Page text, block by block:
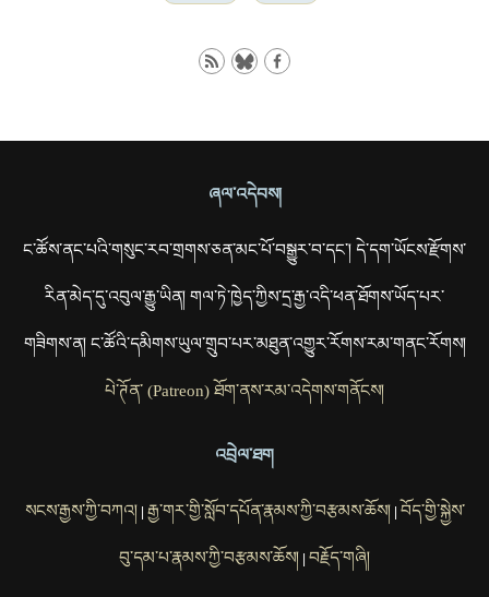
ཞལ་འདེབས།
ང་ཚོས་ནང་པའི་གསུང་རབ་གྲགས་ཅན་མང་པོ་བསྒྱུར་བ་དང་། དེ་དག་ཡོངས་རྫོགས་
རིན་མེད་དུ་འབུལ་རྒྱུ་ཡིན། གལ་ཏེ་ཁྱེད་ཀྱིས་དྲ་རྒྱ་འདི་ཕན་ཐོགས་ཡོད་པར་
གཟིགས་ན། ང་ཚོའི་དམིགས་ཡུལ་གྲུབ་པར་མཐུན་འགྱུར་རོགས་རམ་གནང་རོགས།
པེ་ཊོན་ (Patreon) ཐོག་ནས་རམ་འདེགས་གནོངས།
འབྲེལ་ཐག
སངས་རྒྱས་ཀྱི་བཀའ།| རྒྱ་གར་གྱི་སློབ་དཔོན་རྣམས་ཀྱི་བརྩམས་ཆོས།| བོད་གྱི་སྐྱེས་
བུ་དམ་པ་རྣམས་ཀྱི་བརྩམས་ཆོས། | བརྗོད་གཞི།